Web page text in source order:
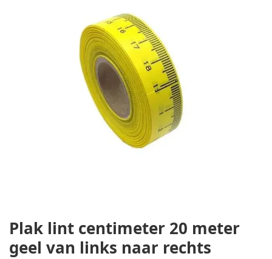
Plak lint centimeter 20 meter
geel van links naar rechts